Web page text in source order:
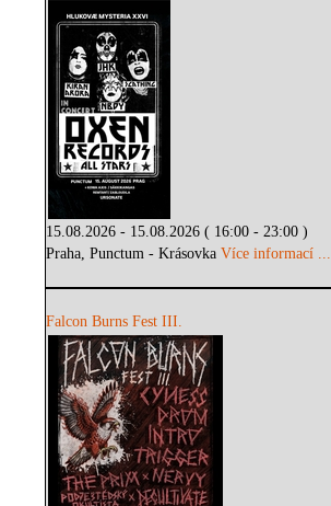
15.08.2026 - 15.08.2026 ( 16:00 - 23:00 )
Praha, Punctum - KrásovkaVíce informací ...
Falcon Burns Fest III.